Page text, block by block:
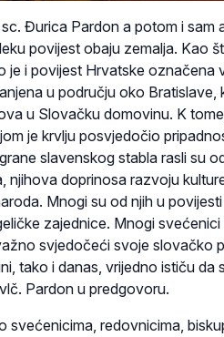
Đurica Pardon a potom i sam
povijest obaju zemalja. Kao
i povijest Hrvatske označena
u području oko Bratislave,
u Slovačku domovinu. K
je krvlju posvjedočio
slavenskog stabla rasli su
njihova doprinosa razvoju
Mnogi su od njih u
zajednice. Mnogi
svjedočeći svoje slovačko
tako i danas, vrijedno ističu da
Pardon u predgovoru.
svećenicima, redovnicima,